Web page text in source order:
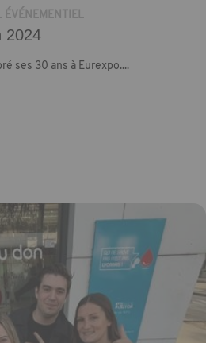
ÉVÉNEMENTIEL
2024
ses 30 ans à Eurexpo....